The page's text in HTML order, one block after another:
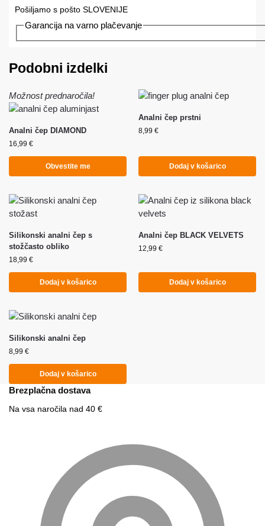
Pošiljamo s pošto SLOVENIJE
Garancija na varno plačevanje
Podobni izdelki
Možnost prednaročila!
Analni čep DIAMOND
16,99 €
Obvestite me
Analni čep prstni
8,99 €
Dodaj v košarico
Silikonski analni čep s
stožčasto obliko
18,99 €
Dodaj v košarico
Analni čep BLACK VELVETS
12,99 €
Dodaj v košarico
Silikonski analni čep
8,99 €
Dodaj v košarico
Brezplačna dostava
Na vsa naročila nad 40 €